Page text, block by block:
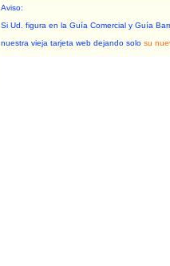
Aviso:
Si Ud. figura en la Guía Comercial y Guía
nuestra vieja tarjeta web dejando solo su